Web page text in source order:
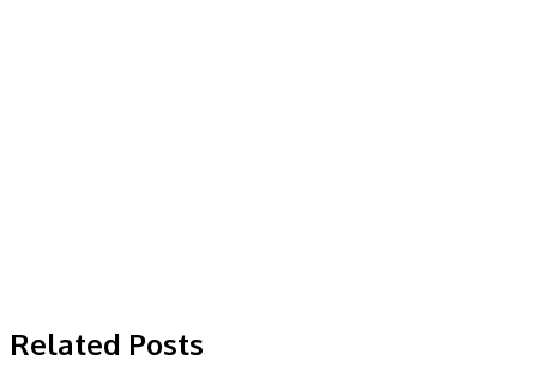
Related Posts